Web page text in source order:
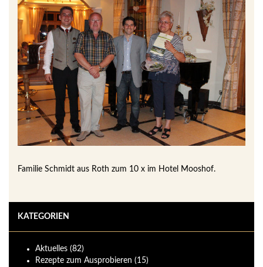
Familie Schmidt aus Roth zum 10 x im Hotel Mooshof.
KATEGORIEN
Aktuelles (82)
Rezepte zum Ausprobieren (15)